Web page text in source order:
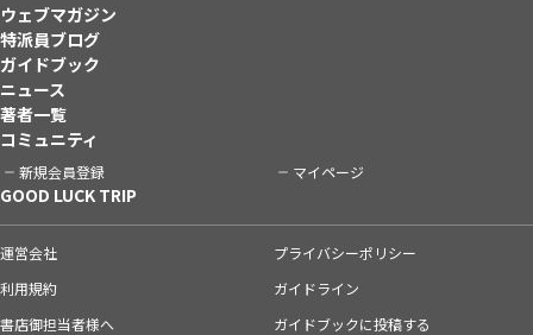
ウェブマガジン
特派員ブログ
ガイドブック
ニュース
著者一覧
コミュニティ
新規会員登録 マイページ
GOOD LUCK TRIP
運営会社
プライバシーポリシー
利用規約
ガイドライン
書店御担当者様へ
ガイドブックに投稿する